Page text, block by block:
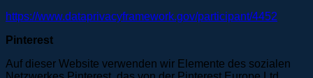
https://www.dataprivacyframework.gov/participant/4452
Pinterest
Auf dieser Website verwenden wir Elemente des sozialen